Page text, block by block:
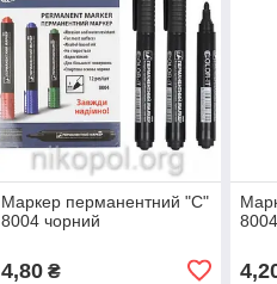
Маркер перманентний "C"
8004 чорний
4,80₴